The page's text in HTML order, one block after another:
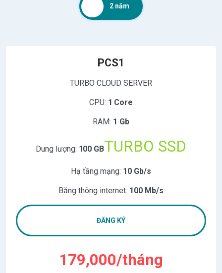
PCS1
TURBO CLOUD SERVER
CPU: 1 Core
RAM: 1 Gb
Dung lượng: 100 GBTURBO SSD
Hạ tầng mạng: 10 Gb/s
Băng thông internet: 100 Mb/s
ĐĂNG KÝ
179,000/tháng